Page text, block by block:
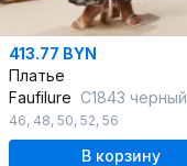
413.77 BYN
Платье
Faufilure C1843 черный
46, 48, 50, 52, 56
В корзину